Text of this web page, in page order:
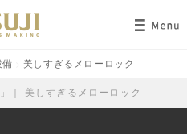
備 美しすぎるメローロック
｜ 美しすぎるメローロック